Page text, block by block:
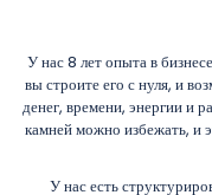
У нас 8 лет опыта в
вы строите его с нуля, и
денег, времени, энергии и
камней можно избежать, и
У нас есть